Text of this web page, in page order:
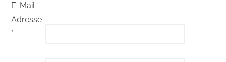
E-Mail-
Adresse
*